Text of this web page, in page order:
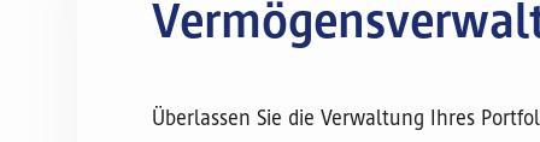
Überlassen Sie die Verwaltung Ihres